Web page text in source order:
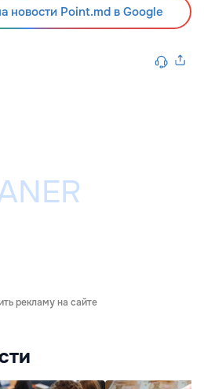
новости Point.md в Google
рекламу на сайте